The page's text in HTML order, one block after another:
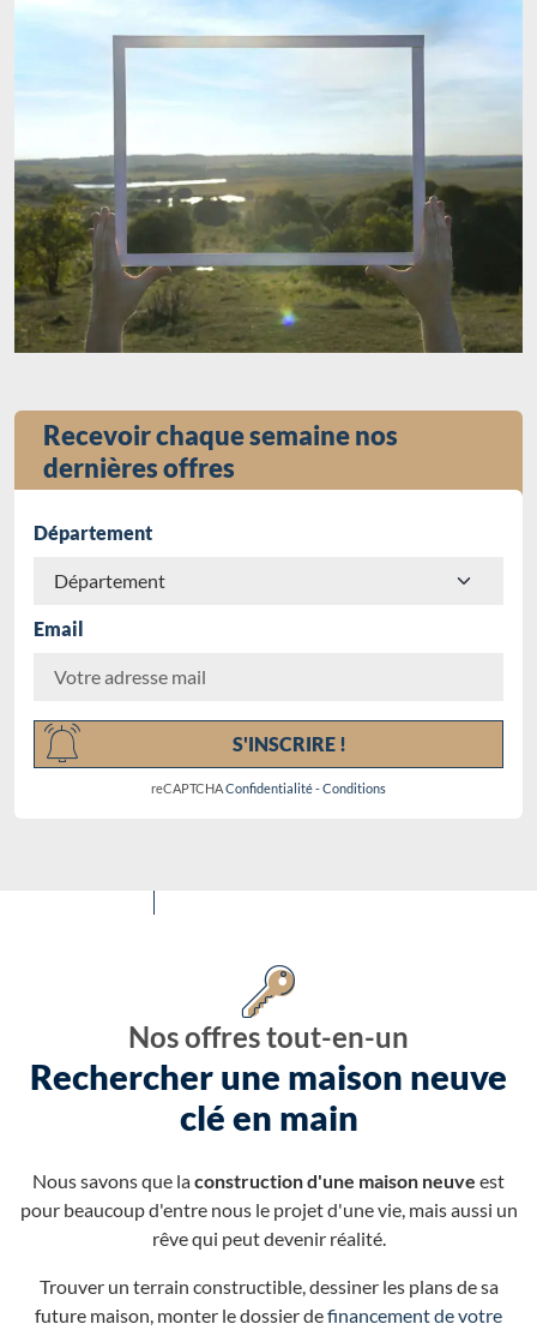
Recevoir chaque semaine nos
dernières offres
Département
Email
S'INSCRIRE !
reCAPTCHAConfidentialité-Conditions
Nos offres tout-en-un
Rechercher une maison neuve
clé en main
Nous savons que laconstruction d'une maison neuve est
pour beaucoup d'entre nous le projet d'une vie, mais aussi un
rêve qui peut devenir réalité.
Trouver un terrain constructible, dessiner les plans de sa
future maison, monter le dossier definancement de votre